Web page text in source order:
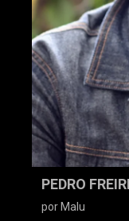
PEDRO
por Malu